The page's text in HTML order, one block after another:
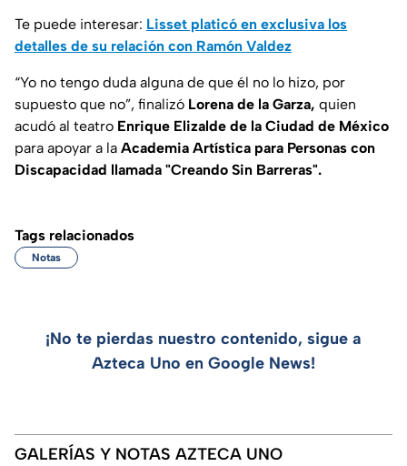
Te puede interesar: Lisset platicó en exclusiva los
detalles de su relación con Ramón Valdez
“Yo no tengo duda alguna de que él no lo hizo, por
supuesto que no”, finalizó Lorena de la Garza, quien
acudó al teatro Enrique Elizalde de la Ciudad de México
para apoyar a la Academia Artística para Personas con
Discapacidad llamada "Creando Sin Barreras".
Tags relacionados
Notas
¡No te pierdas nuestro contenido, sigue a
Azteca Uno en Google News!
GALERÍAS Y NOTAS AZTECA UNO